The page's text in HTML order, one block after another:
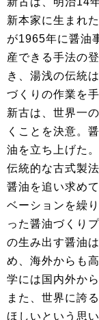
新本家に生まれ
が1965年に醤油
産できる手法の
き、湯浅の伝統
づくりの作業を
新古は、世界一
くことを決意。
油を立ち上げた。
伝統的な古式製
醤油を追い求め
ベーションを繰
った醤油づくり
の生み出す醤油
め、海外からも
学には国内外か
また、世界に誇
ほしいという思